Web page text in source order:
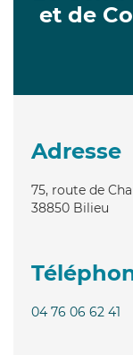
et de
Adresse
75, route de
38850 Bilieu
04 76 06 62 41